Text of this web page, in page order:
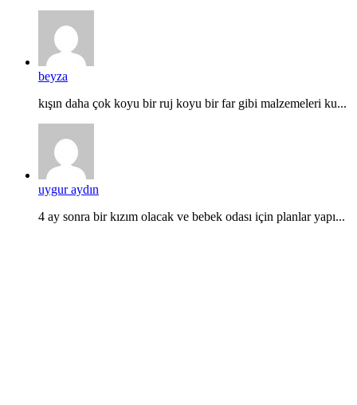
beyza
kışın daha çok koyu bir ruj koyu bir far gibi malzemeleri ku...
uygur aydın
4 ay sonra bir kızım olacak ve bebek odası için planlar yapı...